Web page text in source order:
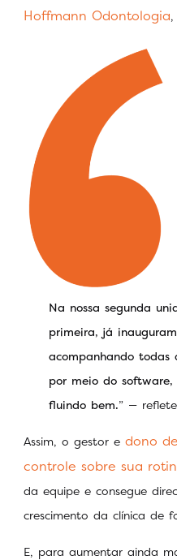
Hoffmann Odontologia
Na nossa segunda
primeira, já
acompanhando todas
por meio do software,
fluindo bem.” —
Assim, o gestor e dono
controle sobre sua
da equipe e consegue
crescimento da clínica de
E, para aumentar ainda